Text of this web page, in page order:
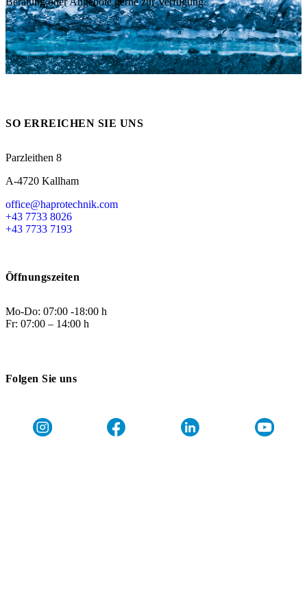
Messen
Videos / Downloads
HT Plus
Hochdruckpumpen
SO ERREICHEN SIE UNS
Parzleithen 8
A-4720 Kallham
office@haprotechnik.com
+43 7733 8026
+43 7733 7193
Öffnungszeiten
Mo-Do: 07:00 -18:00 h
Fr: 07:00 – 14:00 h
Folgen Sie uns